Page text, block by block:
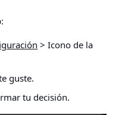
> Icono de la
guste.
tu decisión.